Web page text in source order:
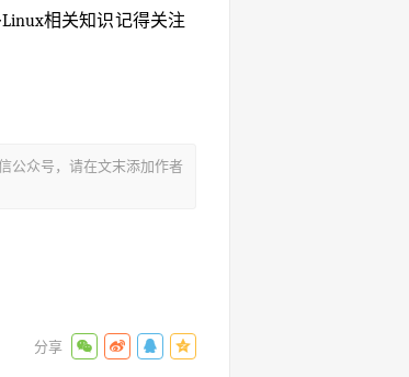
相关知识记得关注
公众号，请在文末添加作者